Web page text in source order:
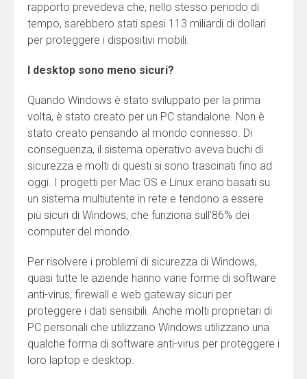
rapporto prevedeva che, nello stesso periodo di
tempo, sarebbero stati spesi 113 miliardi di dollari
per proteggere i dispositivi mobili.
I desktop sono meno sicuri?
Quando Windows è stato sviluppato per la prima
volta, è stato creato per un PC standalone. Non è
stato creato pensando al mondo connesso. Di
conseguenza, il sistema operativo aveva buchi di
sicurezza e molti di questi si sono trascinati fino ad
oggi. I progetti per Mac OS e Linux erano basati su
un sistema multiutente in rete e tendono a essere
più sicuri di Windows, che funziona sull’86% dei
computer del mondo.
Per risolvere i problemi di sicurezza di Windows,
quasi tutte le aziende hanno varie forme di software
anti-virus, firewall e web gateway sicuri per
proteggere i dati sensibili. Anche molti proprietari di
PC personali che utilizzano Windows utilizzano una
qualche forma di software anti-virus per proteggere i
loro laptop e desktop.